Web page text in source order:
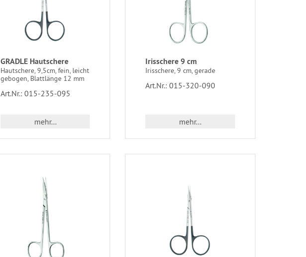
GRADLE Hautschere
Hautschere, 9,5cm, fein, leicht
gebogen, Blattlänge 12 mm
Art.Nr.: 015-235-095
mehr...
Irisschere 9 cm
Irisschere, 9 cm, gerade
Art.Nr.: 015-320-090
mehr...